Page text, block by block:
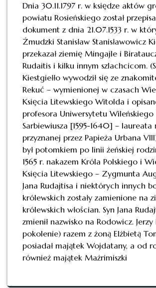
Dnia 30.11.1797 r. w księdze aktów
powiatu Rosieńskiego został
dokument z dnia 21.07.1533 r. w
Żmudzki Stanisław Stanisławowicz
przekazał ziemię Mingajle i
Rudaitis i kilku innym szlachcicom.
Kiestgiełło wywodził się ze
Rekuć – wymienionej w czasach
Księcia Litewskiego Witolda i
profesora Uniwersytetu Wileńskiego
Sarbiewiusza [1595-1640] –
przyznanej przez Papieża Urbana
był potomkiem po linii żeńskiej
1565 r. nakazem Króla Polskiego i
Księcia Litewskiego – Zygmunta
Jana Rudajtisa i niektórych innych
królewskich zostały zamienione na
królewskich włościan. Syn Jana
zmienił nazwisko na Rodowicz.
pokolenie) razem z żoną Elżbietą
posiadał majątek Wojdatany, a od
również majątek Mażrimiszki